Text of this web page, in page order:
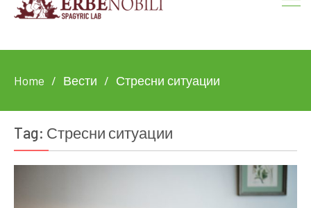
Home Вести Стресни ситуации
Tag: Стресни ситуации